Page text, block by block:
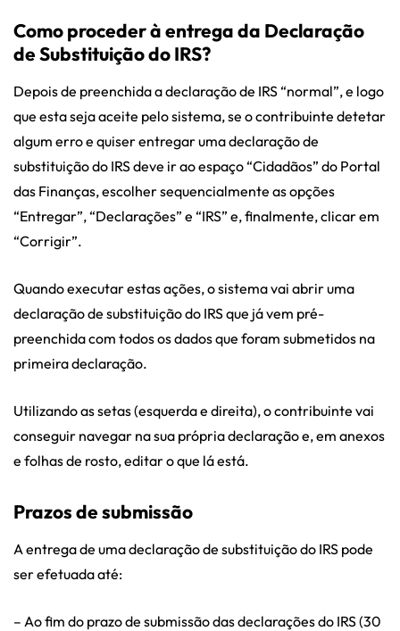
Como proceder à entrega da Declaração
de Substituição do IRS?
Depois de preenchida a declaração de IRS “normal”, e logo
que esta seja aceite pelo sistema, se o contribuinte detetar
algum erro e quiser entregar uma declaração de
substituição do IRS deve ir ao espaço “Cidadãos” do Portal
das Finanças, escolher sequencialmente as opções
“Entregar”, “Declarações” e “IRS” e, finalmente, clicar em
“Corrigir”.
Quando executar estas ações, o sistema vai abrir uma
declaração de substituição do IRS que já vem pré-
preenchida com todos os dados que foram submetidos na
primeira declaração.
Utilizando as setas (esquerda e direita), o contribuinte vai
conseguir navegar na sua própria declaração e, em anexos
e folhas de rosto, editar o que lá está.
Prazos de submissão
A entrega de uma declaração de substituição do IRS pode
ser efetuada até:
– Ao fim do prazo de submissão das declarações do IRS (30